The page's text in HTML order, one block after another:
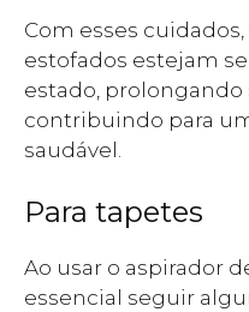
Com esses
estofados estejam
estado, prolongando
contribuindo para
saudável.
Para tapetes
Ao usar o aspirador
essencial seguir